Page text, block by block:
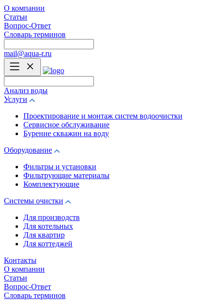
О компании
Статьи
Вопрос-Ответ
Словарь терминов
mail@aqua-r.ru
Анализ воды
Услуги
Проектирование и монтаж систем водоочистки
Сервисное обслуживание
Бурение скважин на воду
Оборудование
Фильтры и установки
Фильтрующие материалы
Комплектующие
Системы очистки
Для производств
Для котельных
Для квартир
Для коттеджей
Контакты
О компании
Статьи
Вопрос-Ответ
Словарь терминов